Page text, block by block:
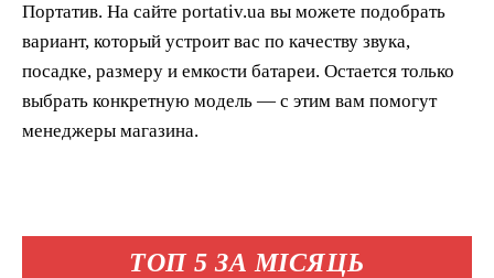
ТОП 5 ЗА МІСЯЦЬ
Портатив. На сайте portativ.ua вы можете подобрать
вариант, который устроит вас по качеству звука,
посадке, размеру и емкости батареи. Остается только
выбрать конкретную модель — с этим вам помогут
менеджеры магазина.